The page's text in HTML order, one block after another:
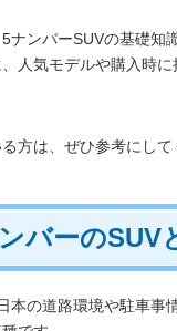
ナンバーSUVの基礎知
人気モデルや購入時
方は、ぜひ参考にして
バーのSUV
本の道路環境や駐車事